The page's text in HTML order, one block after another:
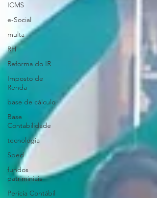
ICMS
e-Social
multa
RH
Reforma do IR
Imposto de
Renda
base de cálculo
Base
Contabilidade
tecnologia
Sped
fundos
patriminiais
Perícia Contábil